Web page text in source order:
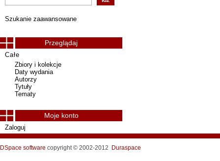
Szukanie zaawansowane
Przeglądaj
Całe
Zbiory i kolekcje
Daty wydania
Autorzy
Tytuły
Tematy
Moje konto
Zaloguj
DSpace software copyright © 2002-2012 Duraspace